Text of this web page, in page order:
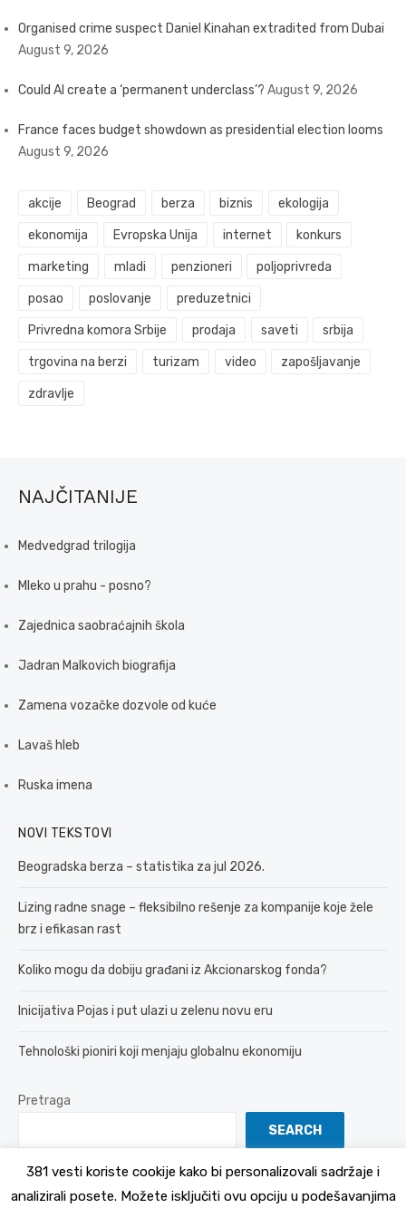
Organised crime suspect Daniel Kinahan extradited from Dubai
August 9, 2026
Could AI create a ‘permanent underclass’? August 9, 2026
France faces budget showdown as presidential election looms
August 9, 2026
akcije Beograd berza biznis ekologija
ekonomija Evropska Unija internet konkurs
marketing mladi penzioneri poljoprivreda
posao poslovanje preduzetnici
Privredna komora Srbije prodaja saveti srbija
trgovina na berzi turizam video zapošljavanje
zdravlje
NAJČITANIJE
Medvedgrad trilogija
Mleko u prahu - posno?
Zajednica saobraćajnih škola
Jadran Malkovich biografija
Zamena vozačke dozvole od kuće
Lavaš hleb
Ruska imena
NOVI TEKSTOVI
Beogradska berza – statistika za jul 2026.
Lizing radne snage – fleksibilno rešenje za kompanije koje žele
brz i efikasan rast
Koliko mogu da dobiju građani iz Akcionarskog fonda?
Inicijativa Pojas i put ulazi u zelenu novu eru
Tehnološki pioniri koji menjaju globalnu ekonomiju
Pretraga
SEARCH
381 vesti koriste cookije kako bi personalizovali sadržaje i
analizirali posete. Možete isključiti ovu opciju u podešavanjima